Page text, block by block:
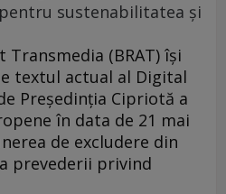
sustenabilitatea și
Transmedia (BRAT) își
textul actual al Digital
Președinția Cipriotă a
în data de 21 mai
de excludere din
prevederii privind